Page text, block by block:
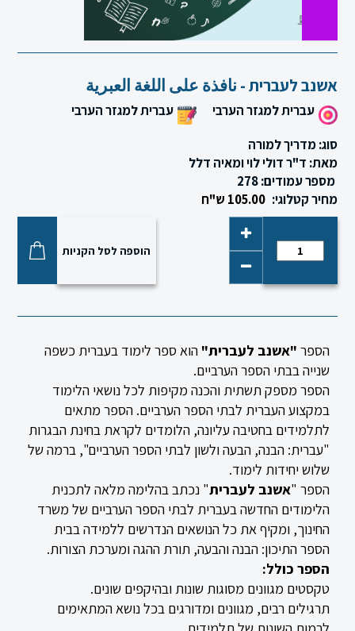
אשנב לעברית - نافذة على اللغة العبرية
עברית למגזר הערבי
עברית למגזר הערבי
סוג: מדריך למורה
מאת: ד"ר דולי לוי ומאיה דלל
מספר עמודים: 278
מחיר קטלוגי: 105.00 ש"ח
הוספה לסל הקניות
הספר "אשנב לעברית" הוא ספר לימוד בעברית כשפה
שנייה בבתי הספר הערביים.
הספר מספק תשתית והכנה מקיפות לכל נושאי הלימוד
במקצוע העברית לבתי הספר הערביים. הספר מתאים
לתלמידים בחטיבה עליונה, הלומדים לקראת בחינת הבגרות
"עברית: הבנה, הבעה ולשון לבתי הספר הערביים", ברמה של
שלוש יחידות לימוד.
הספר "אשנב לעברית" נכתב בהלימה מלאה לתכנית
הלימודים החדשה בעברית לבתי הספר הערביים של משרד
החינוך, ומקיף את כל הנושאים הנדרשים ללמידה בבית
הספר התיכון: הבנה והבעה, תורת ההגה ומערכת הצורות.
הספר כולל:
טקסטים מגוונים מסוגות שונות ובהיקפים שונים.
תרגילים רבים, מגוונים ומדורגים בכל נושא המתאימים